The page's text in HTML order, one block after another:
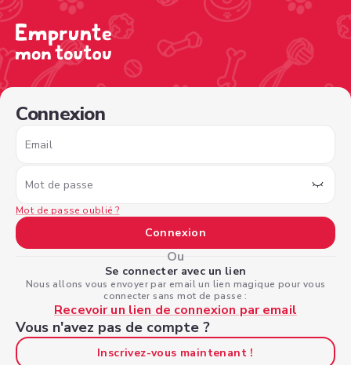
Connexion
Email
Mot de passe
Mot de passe oublié ?
Connexion
Ou
Se connecter avec un lien
Nous allons vous envoyer par email un lien magique pour vous
connecter sans mot de passe :
Recevoir un lien de connexion par email
Vous n'avez pas de compte ?
Inscrivez-vous maintenant !
/sign-in?nextPage=%2Fview-profile%2Fefff08ed-487f-